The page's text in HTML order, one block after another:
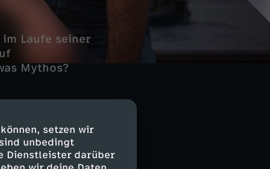
setzen wir
unbedingt
Dienstleister darüber
Laufe seiner
Mythos?
bei der
in den USA,
bis zum
Song